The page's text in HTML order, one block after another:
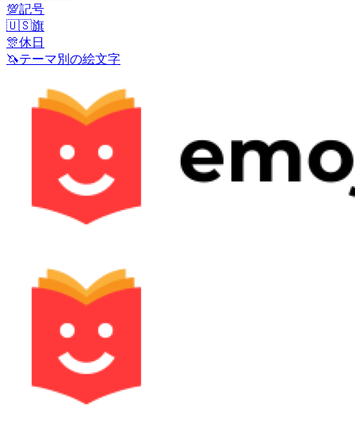
💯記号
🇺🇸旗
🎊休日
🦄テーマ別の絵文字